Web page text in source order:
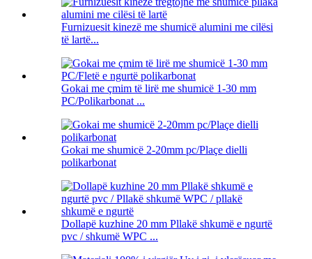
Furnizuesit kinezë me shumicë alumini me cilësi
të lartë...
Gokai me çmim të lirë me shumicë 1-30 mm
PC/Polikarbonat ...
Gokai me shumicë 2-20mm pc/Plaçe dielli
polikarbonat
Dollapë kuzhine 20 mm Pllakë shkumë e ngurtë
pvc / shkumë WPC ...